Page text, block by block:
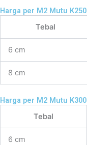
Harga per M2 Mutu K250
Tebal
6 cm
8 cm
Harga per M2 Mutu K300
Tebal
6 cm